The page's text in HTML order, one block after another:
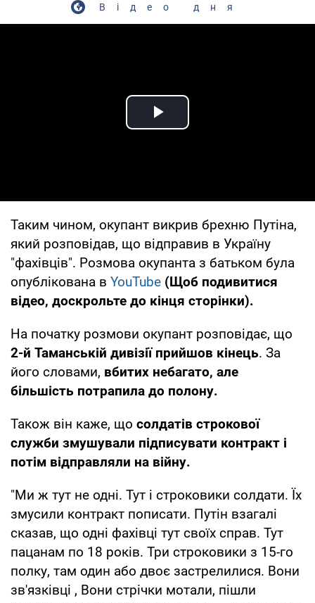
Відео дня
Play Video
Таким чином, окупант викрив брехню Путіна,
який розповідав, що відправив в Україну
"фахівців". Розмова окупанта з батьком була
опублікована в YouTube (Щоб подивитися
відео, доскрольте до кінця сторінки).
На початку розмови окупант розповідає, що
2-й Таманській дивізії прийшов кінець. За
його словами, вбитих небагато, але
більшість потрапила до полону.
Також він каже, що солдатів строкової
служби змушували підписувати контракт і
потім відправляли на війну.
"Ми ж тут не одні. Тут і строковики солдати. Їх
змусили контракт пописати. Путін взагалі
сказав, що одні фахівці тут своїх справ. Тут
пацанам по 18 років. Три строковики з 15-го
полку, там один або двоє застрелилися. Вони
зв'язківці , Вони стрічки мотали, пішли